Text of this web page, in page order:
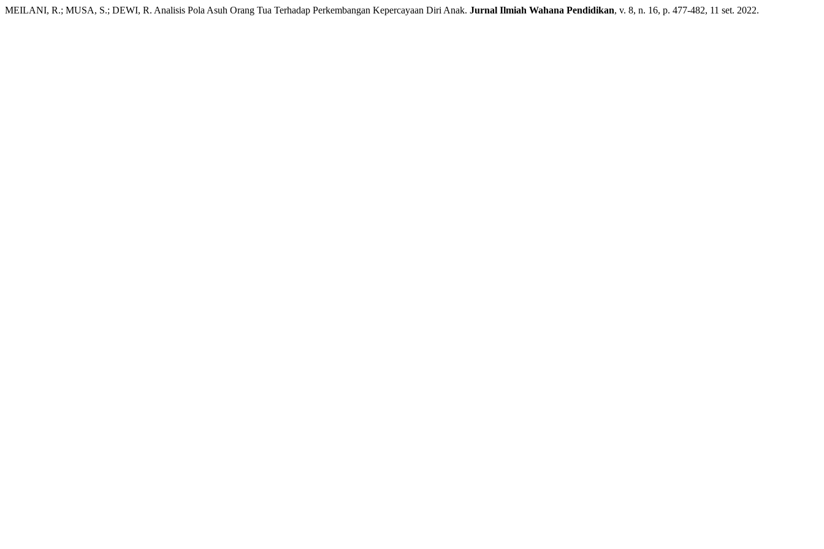
MEILANI, R.; MUSA, S.; DEWI, R. Analisis Pola Asuh Orang Tua Terhadap Perkembangan Kepercayaan Diri Anak. Jurnal Ilmiah Wahana Pendidikan, v. 8, n. 16, p. 477-482, 11 set. 2022.